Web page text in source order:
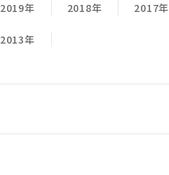
2019年 2018年 2017年
2013年